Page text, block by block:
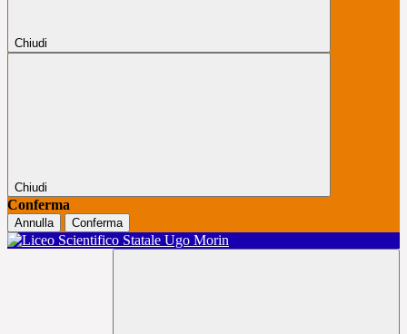
Chiudi
Chiudi
Conferma
Annulla Conferma